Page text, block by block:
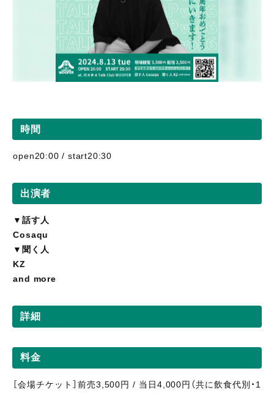
時間
open20:00 / start20:30
出演者
▼話す人
Cosaqu
▼聞く人
KZ
and more
詳細
料金
［会場チケット］前売3,500円 / 当日4,000円（共に飲食代別・1